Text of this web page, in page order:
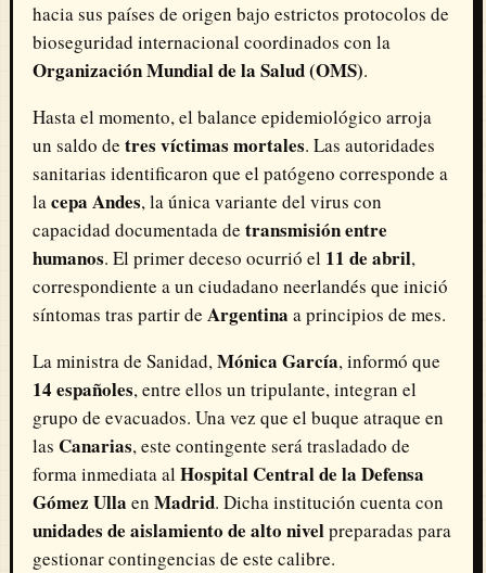
hacia sus países de origen bajo estrictos protocolos de
bioseguridad internacional coordinados con la
Organización Mundial de la Salud (OMS).
Hasta el momento, el balance epidemiológico arroja
un saldo de tres víctimas mortales. Las autoridades
sanitarias identificaron que el patógeno corresponde a
lacepa Andes, la única variante del virus con
capacidad documentada de transmisión entre
humanos. El primer deceso ocurrió el 11 de abril,
correspondiente a un ciudadano neerlandés que inició
síntomas tras partir de Argentina a principios de mes.
La ministra de Sanidad,Mónica García, informó que
14 españoles, entre ellos un tripulante, integran el
grupo de evacuados. Una vez que el buque atraque en
las Canarias, este contingente será trasladado de
forma inmediata al Hospital Central de la Defensa
Gómez Ulla en Madrid. Dicha institución cuenta con
unidades de aislamiento de alto nivelpreparadas para
gestionar contingencias de este calibre.